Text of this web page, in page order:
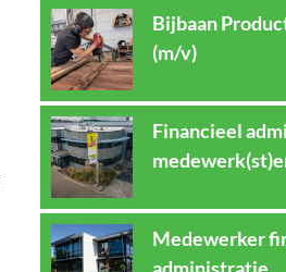
Bijbaan
(m/v)
Financieel
Medewerker